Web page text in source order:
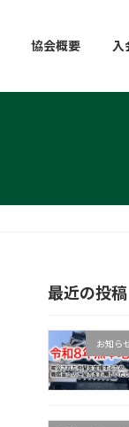
協会概要 入
最近の投稿
お知ら